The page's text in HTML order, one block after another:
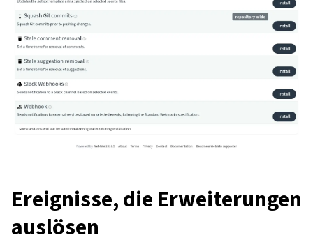
Ereignisse, die Erweiterungen
auslösen